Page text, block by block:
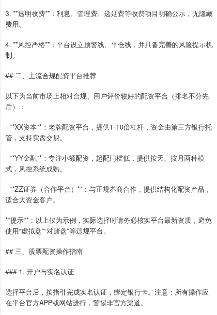
3. **透明收费**：利息、管理费、递延费等收费项目明确公示，无隐藏
费用。
4. **风控严格**：平台设立预警线、平仓线，并具备完善的风险提示机
制。
## 二、主流合规配资平台推荐
以下为当前市场上相对合规、用户评价较好的配资平台（排名不分先
后）：
- **XX资本**：老牌配资平台，提供1-10倍杠杆，资金由第三方银行托
管，支持实盘交易。
- **YY金融**：专注小额配资，起配门槛低，提供按天、按月两种模
式，风控系统成熟。
- **ZZ证券（合作平台）**：与正规券商合作，提供结构化配资产品，
适合大资金客户。
**提示**：以上仅为示例，实际选择时请务必核实平台最新资质，避免
使用“虚拟盘”“对赌盘”等违规平台。
## 三、股票配资操作指南
### 1. 开户与实名认证
选择平台后，按指引完成实名认证，绑定银行卡。注意：所有操作应
在平台官方APP或网站进行，警惕非官方渠道。